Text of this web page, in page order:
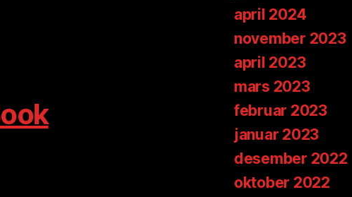
april 2024
november 2023
april 2023
mars 2023
februar 2023
januar 2023
desember 2022
oktober 2022